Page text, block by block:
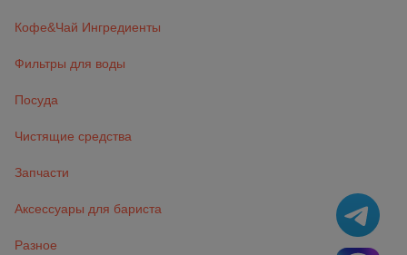
Кофе&Чай Ингредиенты
Фильтры для воды
Посуда
Чистящие средства
Запчасти
Аксессуары для бариста
Разное